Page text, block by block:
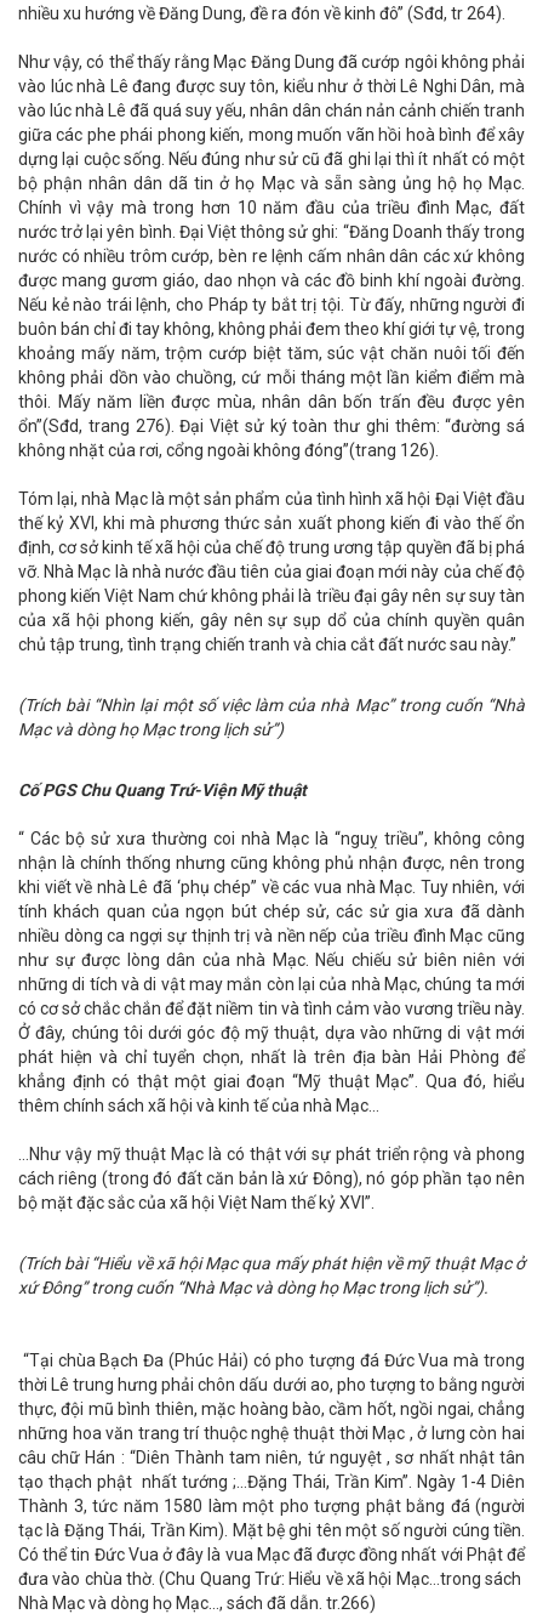
nhiều xu hướng về Đăng Dung, đề ra đón về kinh đô” (Sđd, tr 264).
Như vậy, có thể thấy rằng Mạc Đăng Dung đã cướp ngôi không phải
vào lúc nhà Lê đang được suy tôn, kiểu như ở thời Lê Nghi Dân, mà
vào lúc nhà Lê đã quá suy yếu, nhân dân chán nản cảnh chiến tranh
giữa các phe phái phong kiến, mong muốn vãn hồi hoà bình để xây
dựng lại cuộc sống. Nếu đúng như sử cũ đã ghi lại thì ít nhất có một
bộ phận nhân dân dã tin ở họ Mạc và sẵn sàng ủng hộ họ Mạc.
Chính vì vậy mà trong hơn 10 năm đầu của triều đình Mạc, đất
nước trở lại yên bình. Đại Việt thông sử ghi: “Đăng Doanh thấy trong
nước có nhiều trôm cướp, bèn re lệnh cấm nhân dân các xứ không
được mang gươm giáo, dao nhọn và các đồ binh khí ngoài đường.
Nếu kẻ nào trái lệnh, cho Pháp ty bắt trị tội. Từ đấy, những người đi
buôn bán chỉ đi tay không, không phải đem theo khí giới tự vệ, trong
khoảng mấy năm, trộm cướp biệt tăm, súc vật chăn nuôi tối đến
không phải dồn vào chuồng, cứ mỗi tháng một lần kiểm điểm mà
thôi. Mấy năm liền được mùa, nhân dân bốn trấn đều được yên
ổn”(Sđd, trang 276). Đại Việt sử ký toàn thư ghi thêm: “đường sá
không nhặt của rơi, cổng ngoài không đóng”(trang 126).
Tóm lại, nhà Mạc là một sản phẩm của tình hình xã hội Đại Việt đầu
thế kỷ XVI, khi mà phương thức sản xuất phong kiến đi vào thế ổn
định, cơ sở kinh tế xã hội của chế độ trung ương tập quyền đã bị phá
vỡ. Nhà Mạc là nhà nước đầu tiên của giai đoạn mới này của chế độ
phong kiến Việt Nam chứ không phải là triều đại gây nên sự suy tàn
của xã hội phong kiến, gây nên sự sụp dổ của chính quyền quân
chủ tập trung, tình trạng chiến tranh và chia cắt đất nước sau này.”
(Trích bài “Nhìn lại một số việc làm của nhà Mạc” trong cuốn “Nhà
Mạc và dòng họ Mạc trong lịch sử”)
Cố PGS Chu Quang Trứ-Viện Mỹ thuật
“ Các bộ sử xưa thường coi nhà Mạc là “nguỵ triều”, không công
nhận là chính thống nhưng cũng không phủ nhận được, nên trong
khi viết về nhà Lê đã ‘phụ chép” về các vua nhà Mạc. Tuy nhiên, với
tính khách quan của ngọn bút chép sử, các sử gia xưa đã dành
nhiều dòng ca ngợi sự thịnh trị và nền nếp của triều đình Mạc cũng
như sự được lòng dân của nhà Mạc. Nếu chiếu sử biên niên với
những di tích và di vật may mắn còn lại của nhà Mạc, chúng ta mới
có cơ sở chắc chắn để đặt niềm tin và tình cảm vào vương triều này.
Ở đây, chúng tôi dưới góc độ mỹ thuật, dựa vào những di vật mới
phát hiện và chỉ tuyển chọn, nhất là trên địa bàn Hải Phòng để
khẳng định có thật một giai đoạn “Mỹ thuật Mạc”. Qua đó, hiểu
thêm chính sách xã hội và kinh tế của nhà Mạc…
…Như vậy mỹ thuật Mạc là có thật với sự phát triển rộng và phong
cách riêng (trong đó đất căn bản là xứ Đông), nó góp phần tạo nên
bộ mặt đặc sắc của xã hội Việt Nam thế kỷ XVI”.
(Trích bài “Hiểu về xã hội Mạc qua mấy phát hiện về mỹ thuật Mạc ở
xứ Đông” trong cuốn “Nhà Mạc và dòng họ Mạc trong lịch sử”).
“Tại chùa Bạch Đa (Phúc Hải) có pho tượng đá Đức Vua mà trong
thời Lê trung hưng phải chôn dấu dưới ao, pho tượng to bằng người
thực, đội mũ bình thiên, mặc hoàng bào, cầm hốt, ngồi ngai, chẳng
những hoa văn trang trí thuộc nghệ thuật thời Mạc , ở lưng còn hai
câu chữ Hán : “Diên Thành tam niên, tứ nguyệt , sơ nhất nhật tân
tạo thạch phật nhất tướng ;…Đặng Thái, Trần Kim”. Ngày 1-4 Diên
Thành 3, tức năm 1580 làm một pho tượng phật bằng đá (người
tạc là Đặng Thái, Trần Kim). Mặt bệ ghi tên một số người cúng tiền.
Có thể tin Đức Vua ở đây là vua Mạc đã được đồng nhất với Phật để
đưa vào chùa thờ. (Chu Quang Trứ: Hiểu về xã hội Mạc…trong sách
Nhà Mạc và dòng họ Mạc…, sách đã dẫn. tr.266)